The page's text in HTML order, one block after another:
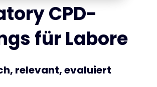
CPD-
für Labore
relevant, evaluiert